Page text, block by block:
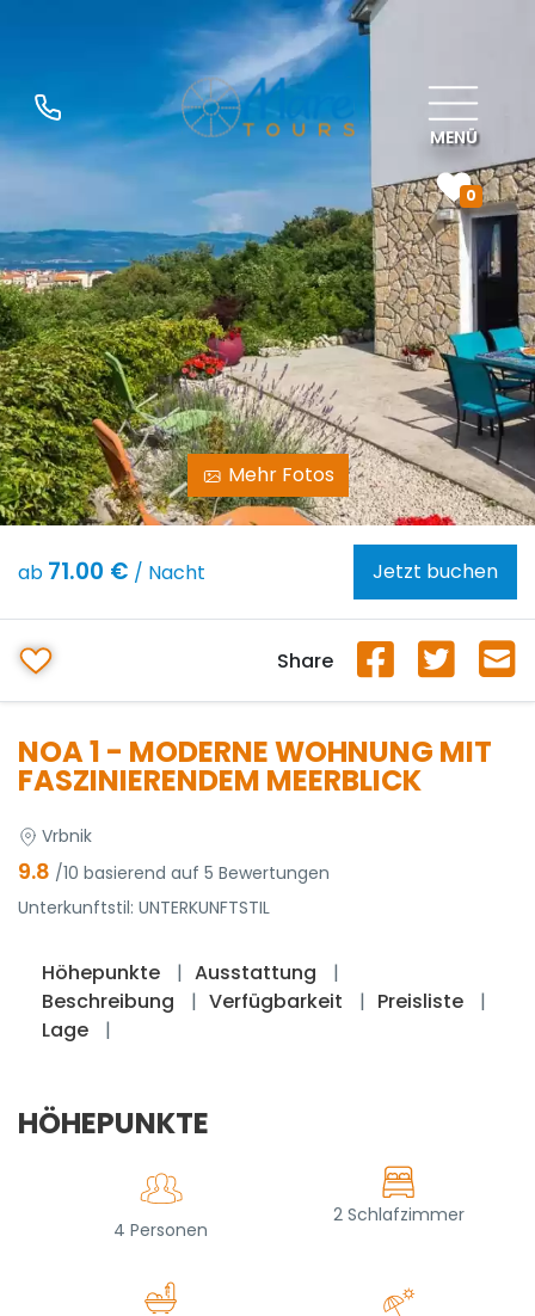
0
MENÜ
Mehr Fotos
NOA 1 - MODERNE WOHNUNG MIT
FASZINIERENDEM MEERBLICK
Vrbnik
9.8 /10 basierend auf 5 Bewertungen
Unterkunftstil: UNTERKUNFTSTIL
Höhepunkte
Ausstattung
Beschreibung
Verfügbarkeit
Preisliste
Lage
HÖHEPUNKTE
4 Personen
2 Schlafzimmer
ab 71.00 € / Nacht Jetzt buchen
Share